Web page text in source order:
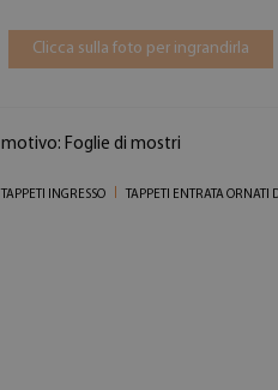
Clicca sulla foto per ingrandirla
motivo: Foglie di mostri
TAPPETI INGRESSO TAPPETI ENTRATA ORNATI